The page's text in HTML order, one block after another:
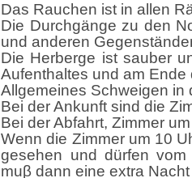
Das Rauchen ist in allen
Die Durchgänge zu den
und anderen
Die Herberge ist sauber
Aufenthaltes und am
Allgemeines Schweigen in
Bei der Ankunft sind die
Bei der Abfahrt, Zimmer
Wenn die Zimmer um 10
gesehen und dürfen
muβ dann eine extra